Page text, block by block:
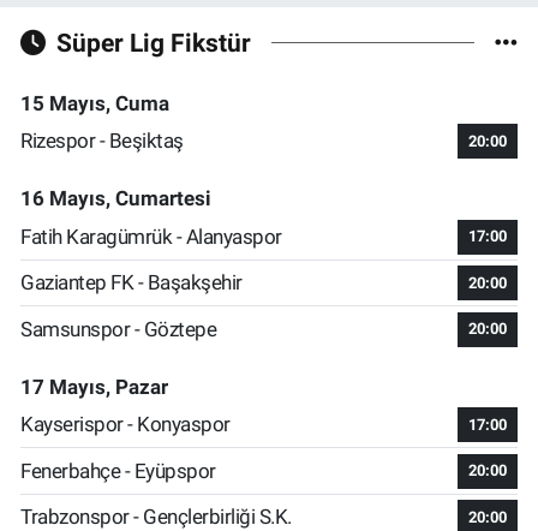
Süper Lig Fikstür
15 Mayıs, Cuma
Rizespor - Beşiktaş
20:00
16 Mayıs, Cumartesi
Fatih Karagümrük - Alanyaspor
17:00
Gaziantep FK - Başakşehir 20:00
Samsunspor - Göztepe 20:00
17 Mayıs, Pazar
Kayserispor - Konyaspor
17:00
Fenerbahçe - Eyüpspor 20:00
Trabzonspor - Gençlerbirliği S.K. 20:00